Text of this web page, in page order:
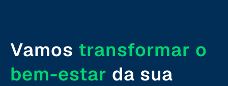
Roraima (RR)
Vamos transformar o
bem-estar da sua